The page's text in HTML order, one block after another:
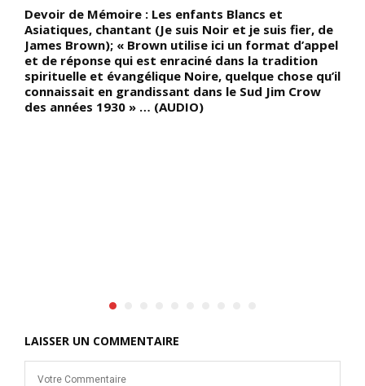
Devoir de Mémoire : Les enfants Blancs et
Asiatiques, chantant (Je suis Noir et je suis fier, de
James Brown); « Brown utilise ici un format d’appel
et de réponse qui est enraciné dans la tradition
spirituelle et évangélique Noire, quelque chose qu’il
connaissait en grandissant dans le Sud Jim Crow
des années 1930 » … (AUDIO)
LAISSER UN COMMENTAIRE